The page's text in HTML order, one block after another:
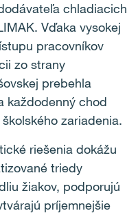
chladiacich
Vďaka vysokej
pracovníkov
zo strany
prebehla
každodenný chod
zariadenia.
riešenia dokážu
triedy
žiakov, podporujú
príjemnejšie